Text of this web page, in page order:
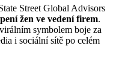
Street Global Advisors
žen ve vedení firem.
symbolem boje za
i sociální sítě po celém